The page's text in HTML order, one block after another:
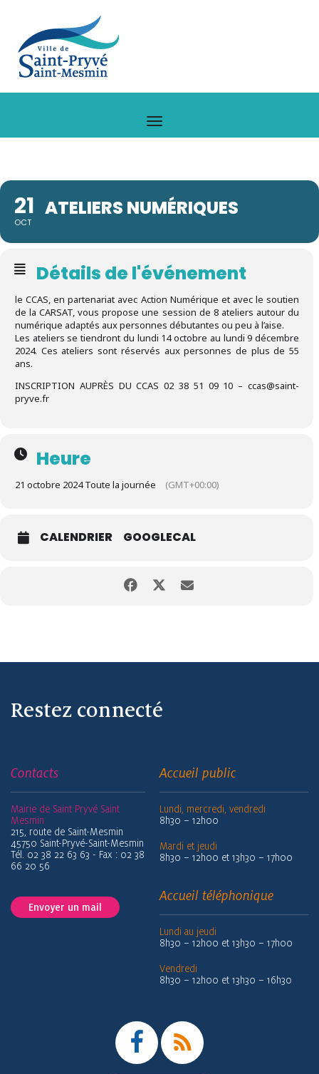
21
OCT
ATELIERS NUMÉRIQUES
Détails de l'événement
le CCAS, en partenariat avec Action Numérique et avec le soutien
de la CARSAT, vous propose une session de 8 ateliers autour du
numérique adaptés aux personnes débutantes ou peu à l’aise.
Les ateliers se tiendront du lundi 14 octobre au lundi 9 décembre
2024. Ces ateliers sont réservés aux personnes de plus de 55
ans.
INSCRIPTION AUPRÈS DU CCAS 02 38 51 09 10 – ccas@saint-
pryve.fr
Heure
21 octobre 2024 Toute la journée (GMT+00:00)
CALENDRIER GOOGLECAL
Restez connecté
Contacts
Mairie de Saint Pryvé Saint
Mesmin
215, route de Saint-Mesmin
45750 Saint-Pryvé-Saint-Mesmin
Tél. 02 38 22 63 63 - Fax : 02 38
66 20 56
Envoyer un mail
Accueil public
Lundi, mercredi, vendredi
8h30 – 12h00
Mardi et jeudi
8h30 – 12h00 et 13h30 – 17h00
Accueil téléphonique
Lundi au jeudi
8h30 – 12h00 et 13h30 – 17h00
Vendredi
8h30 – 12h00 et 13h30 – 16h30